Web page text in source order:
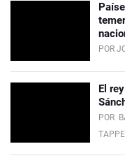
POR
El
POR